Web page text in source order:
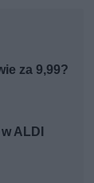
za 9,99?
ALDI